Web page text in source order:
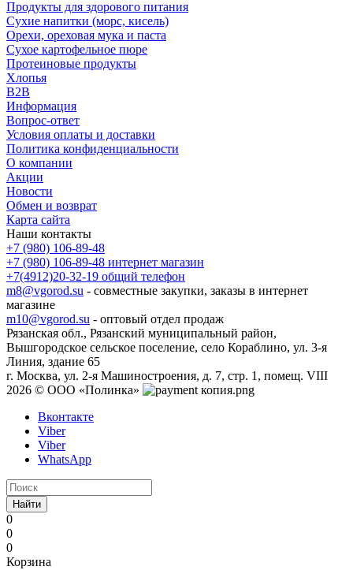
Продукты для здорового питания
Сухие напитки (морс, кисель)
Орехи, ореховая мука и паста
Сухое картофельное пюре
Протеиновые продукты
Хлопья
B2B
Информация
Вопрос-ответ
Условия оплаты и доставки
Политика конфиденциальности
О компании
Акции
Новости
Обмен и возврат
Карта сайта
Наши контакты
+7 (980) 106-89-48
+7 (980) 106-89-48 интернет магазин
+7(4912)20-32-19 общий телефон
m8@vgorod.su - совместные закупки, заказы в интернет
магазине
m10@vgorod.su - оптовый отдел продаж
Рязанская обл., Рязанский муниципальный район,
Вышгородское сельское поселение, село Кораблино, ул. 3-я
Линия, здание 65
г. Москва, ул. 2-я Машиностроения, д. 7, стр. 1, помещ. VIII
2026 © ООО «Полинка»
Вконтакте
Viber
Viber
WhatsApp
Найти
0
0
0
Корзина